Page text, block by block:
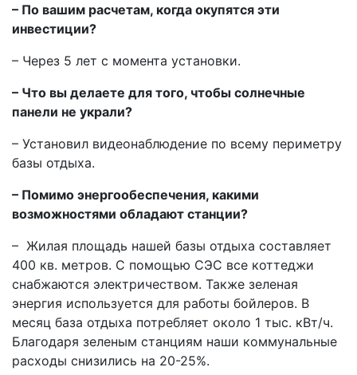
– По вашим расчетам, когда окупятся эти
инвестиции?
– Через 5 лет с момента установки.
– Что вы делаете для того, чтобы солнечные
панели не украли?
– Установил видеонаблюдение по всему периметру
базы отдыха.
– Помимо энергообеспечения, какими
возможностями обладают станции?
– Жилая площадь нашей базы отдыха составляет
400 кв. метров. С помощью СЭС все коттеджи
снабжаются электричеством. Также зеленая
энергия используется для работы бойлеров. В
месяц база отдыха потребляет около 1 тыс. кВт/ч.
Благодаря зеленым станциям наши коммунальные
расходы снизились на 20-25%.